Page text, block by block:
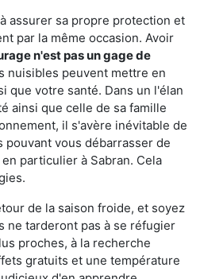
assurer sa propre protection et
par la même occasion. Avoir
n'est pas un gage de
nuisibles peuvent mettre en
que votre santé. Dans un l'élan
ainsi que celle de sa famille
il s'avère inévitable de
vous débarrasser de
particulier à Sabran. Cela
de la saison froide, et soyez
ne tarderont pas à se réfugier
proches, à la recherche
gratuits et une température